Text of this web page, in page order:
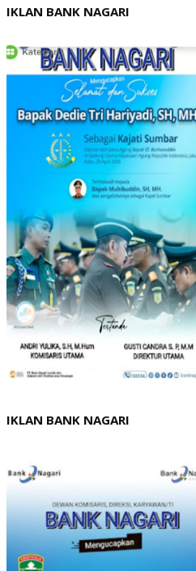
IKLAN BANK NAGARI
IKLAN BANK NAGARI